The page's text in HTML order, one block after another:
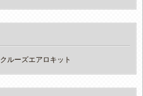
クルーズエアロキット